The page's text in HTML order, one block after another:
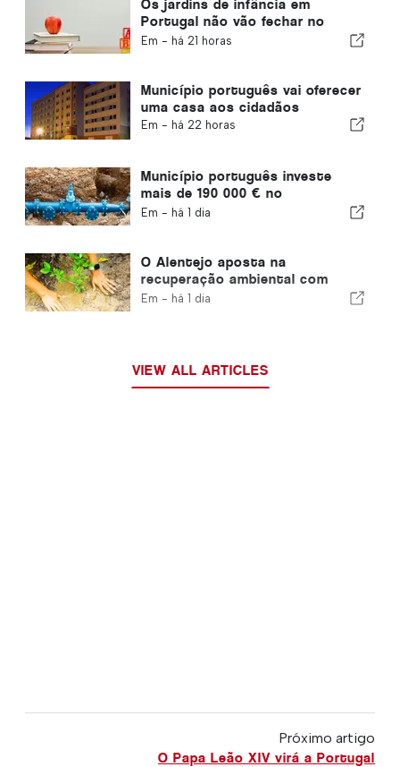
Os jardins de infância em
Portugal não vão fechar no
distrito de Viana do Castelo
Em - há 21 horas
Município português vai oferecer
uma casa aos cidadãos
Em - há 22 horas
Município português investe
mais de 190 000 € no
abastecimento de água
Em - há 1 dia
O Alentejo aposta na
recuperação ambiental com
fundos europeus
Em - há 1 dia
VIEW ALL ARTICLES
Próximo artigo
O Papa Leão XIV virá a Portugal